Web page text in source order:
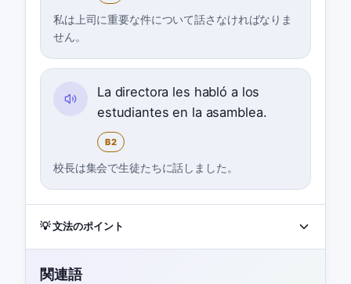
私は上司に重要な件について話さなければなりま
せん。
La directora les habló a los
estudiantes en la asamblea.
B2
校長は集会で生徒たちに話しました。
💡 文法のポイント
関連語